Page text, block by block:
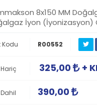
8x150 MM
İyon (İyonizasyon)
Kodu R00552
325,00 +
390,00